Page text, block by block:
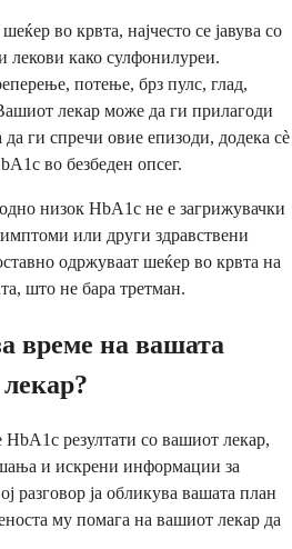
во крвта, најчесто се јавува со
лекови како сулфонилуреи.
потење, брз пулс, глад,
лекар може да ги прилагоди
да ги спречи овие епизоди, додека сè
во безбеден опсег.
низок HbA1c не е загрижувачки
или други здравствени
одржуваат шеќер во крвта на
што не бара третман.
време на вашата
HbA1c резултати со вашиот лекар,
и искрени информации за
разговор ја обликува вашата план
му помага на вашиот лекар да